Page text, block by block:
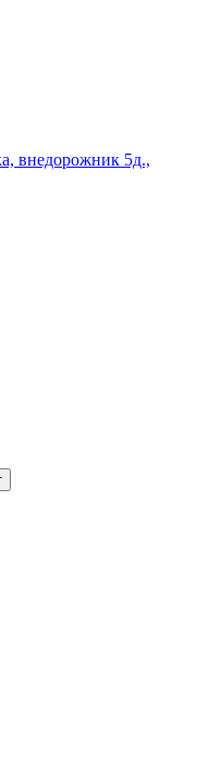
внедорожник 5д.,